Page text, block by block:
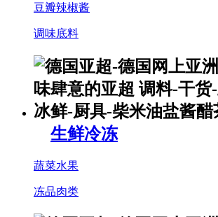
豆瓣辣椒酱
调味底料
生鲜冷冻
蔬菜水果
冻品肉类